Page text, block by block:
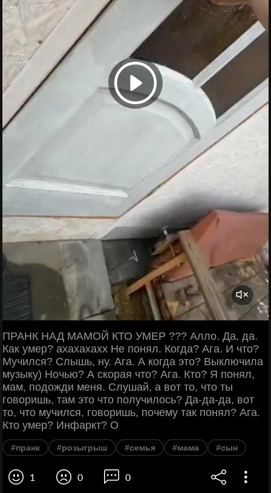
ПРАНК НАД МАМОЙ КТО УМЕР ??? Алло. Да, да.
Как умер? ахахахахх Не понял. Когда? Ага. И что?
Мучился? Слышь, ну. Ага. А когда это? Выключила
музыку) Ночью? А скорая что? Ага. Кто? Я понял,
мам, подожди меня. Слушай, а вот то, что ты
говоришь, там это что получилось? Да-да-да, вот
то, что мучился, говоришь, почему так понял? Ага.
Кто умер? Инфаркт? О
#пранк #розыгрыш #семья #мама #сын
1 0 0